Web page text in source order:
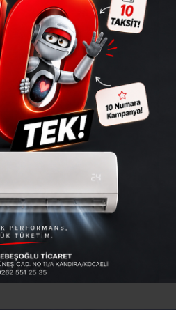
deren
köylerinden 150 çocuğu